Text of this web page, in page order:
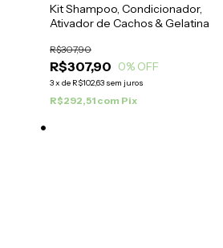
Kit Shampoo, Condicionador,
Ativador de Cachos & Gelatina
R$307,90
R$307,90
0% OFF
3x de R$102,63 sem juros
R$292,51 com Pix